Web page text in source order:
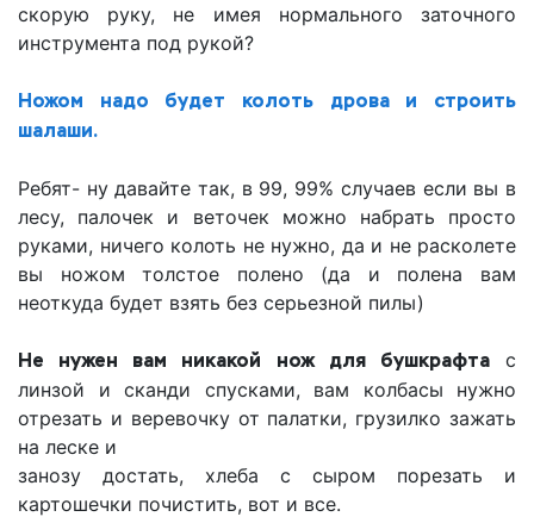
скорую руку, не имея нормального заточного
инструмента под рукой?
Ножом надо будет колоть дрова и строить
шалаши.
Ребят- ну давайте так, в 99, 99% случаев если вы в
лесу, палочек и веточек можно набрать просто
руками, ничего колоть не нужно, да и не расколете
вы ножом толстое полено (да и полена вам
неоткуда будет взять без серьезной пилы)
Не нужен вам никакой нож для бушкрафтас
линзой и сканди спусками, вам колбасы нужно
отрезать и веревочку от палатки, грузилко зажать
на леске и
занозу достать, хлеба с сыром порезать и
картошечки почистить, вот и все.